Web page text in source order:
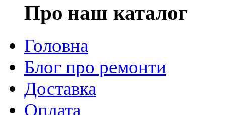
Про наш каталог
Головна
Блог про ремонти
Доставка
Оплата